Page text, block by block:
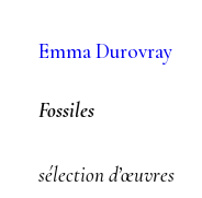
contenu
Emma Durovray
Fossiles
sélection d’œuvres